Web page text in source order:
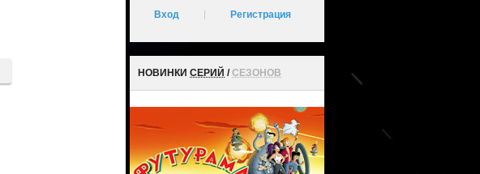
Вход Регистрация
НОВИНКИ СЕРИЙ /СЕЗОНОВ